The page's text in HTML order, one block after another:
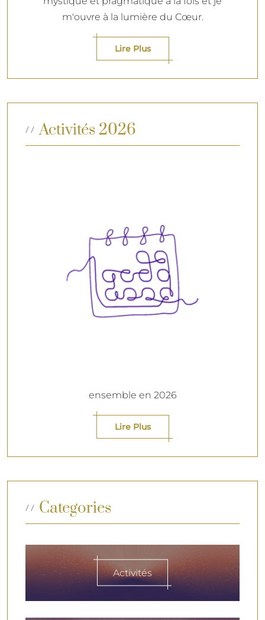
m'ouvre à la lumière du Cœur.
Lire Plus
Activités 2026
ensemble en 2026
Lire Plus
Categories
Activités